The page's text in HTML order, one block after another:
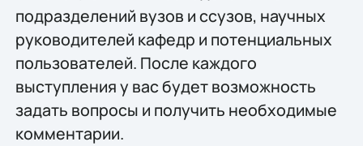
подразделений вузов и ссузов, научных
руководителей кафедр и потенциальных
пользователей. После каждого
выступления у вас будет возможность
задать вопросы и получить необходимые
комментарии.